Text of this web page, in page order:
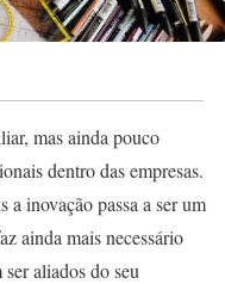
mas ainda pouco
dentro das empresas.
a inovação passa a ser um
ainda mais necessário
aliados do seu